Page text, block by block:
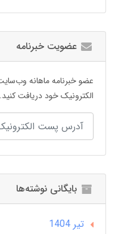
عضویت خبرنامه
عضو خبرنامه ماهانه
الکترونیک خود دریافت کنید.
بایگانی نوشته‌ها
تير 1404